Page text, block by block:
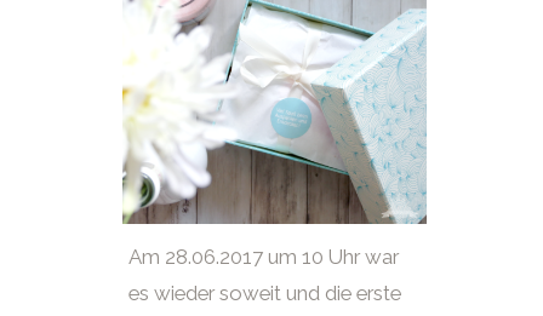
Am 28.06.2017 um 10 Uhr war
es wieder soweit und die erste